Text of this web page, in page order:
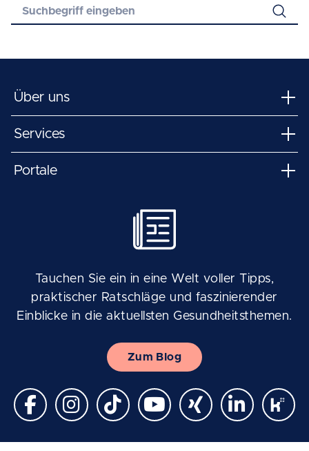
Über uns
Services
Portale
Tauchen Sie ein in eine Welt voller Tipps,
praktischer Ratschläge und faszinierender
Einblicke in die aktuellsten Gesundheitsthemen.
Zum Blog